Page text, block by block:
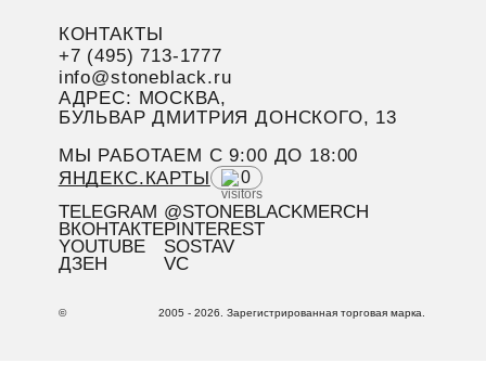
КОНТАКТЫ
+7 (495) 713-1777
info@stoneblack.ru
АДРЕС: МОСКВА,
БУЛЬВАР ДМИТРИЯ ДОНСКОГО, 13
МЫ РАБОТАЕМ C 9:00 ДО 18:00
ЯНДЕКС.КАРТЫ
0
TELEGRAM
ВКОНТАКТЕ
YOUTUBE
ДЗЕН
@STONEBLACKMERCH
PINTEREST
SOSTAV
VC
© 2005 - 2026. Зарегистрированная торговая марка.